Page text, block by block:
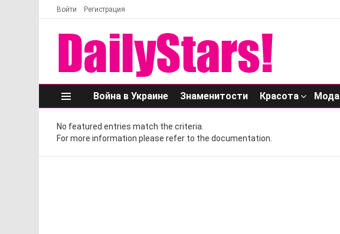
Войти Регистрация
Меню
Война в Украине Знаменитости Красота Мода
No featured entries match the criteria.
For more information please refer to the documentation.